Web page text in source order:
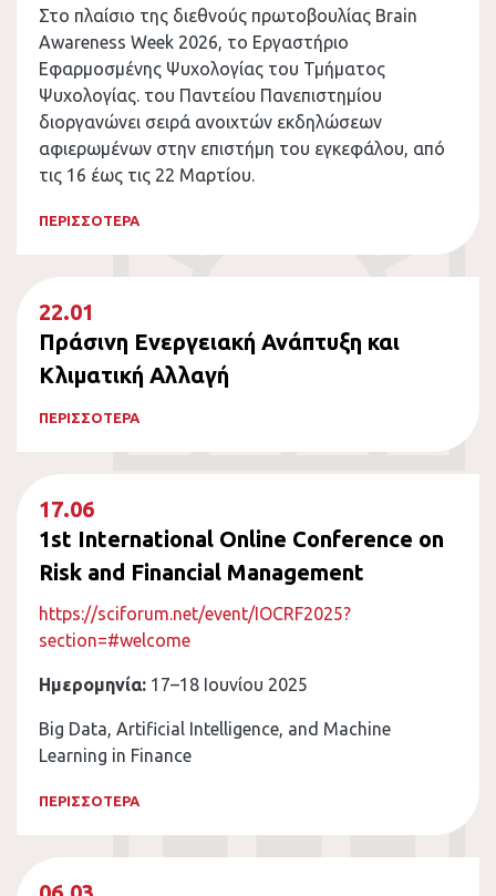
Στο πλαίσιο της διεθνούς πρωτοβουλίας Brain
Awareness Week 2026, το Εργαστήριο
Εφαρμοσμένης Ψυχολογίας του Τμήματος
Ψυχολογίας. του Παντείου Πανεπιστημίου
διοργανώνει σειρά ανοιχτών εκδηλώσεων
αφιερωμένων στην επιστήμη του εγκεφάλου, από
τις 16 έως τις 22 Μαρτίου.
ΠΕΡΙΣΣΟΤΕΡΑ
22.01
Πράσινη Ενεργειακή Ανάπτυξη και
Κλιματική Αλλαγή
ΠΕΡΙΣΣΟΤΕΡΑ
17.06
1st International Online Conference on
Risk and Financial Management
https://sciforum.net/event/IOCRF2025?
section=#welcome
Ημερομηνία: 17–18 Ιουνίου 2025
Big Data, Artificial Intelligence, and Machine
Learning in Finance
ΠΕΡΙΣΣΟΤΕΡΑ